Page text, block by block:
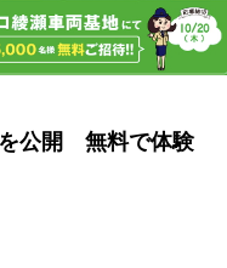
公開 無料で体験